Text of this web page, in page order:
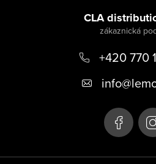
CLA
+420 770
info@